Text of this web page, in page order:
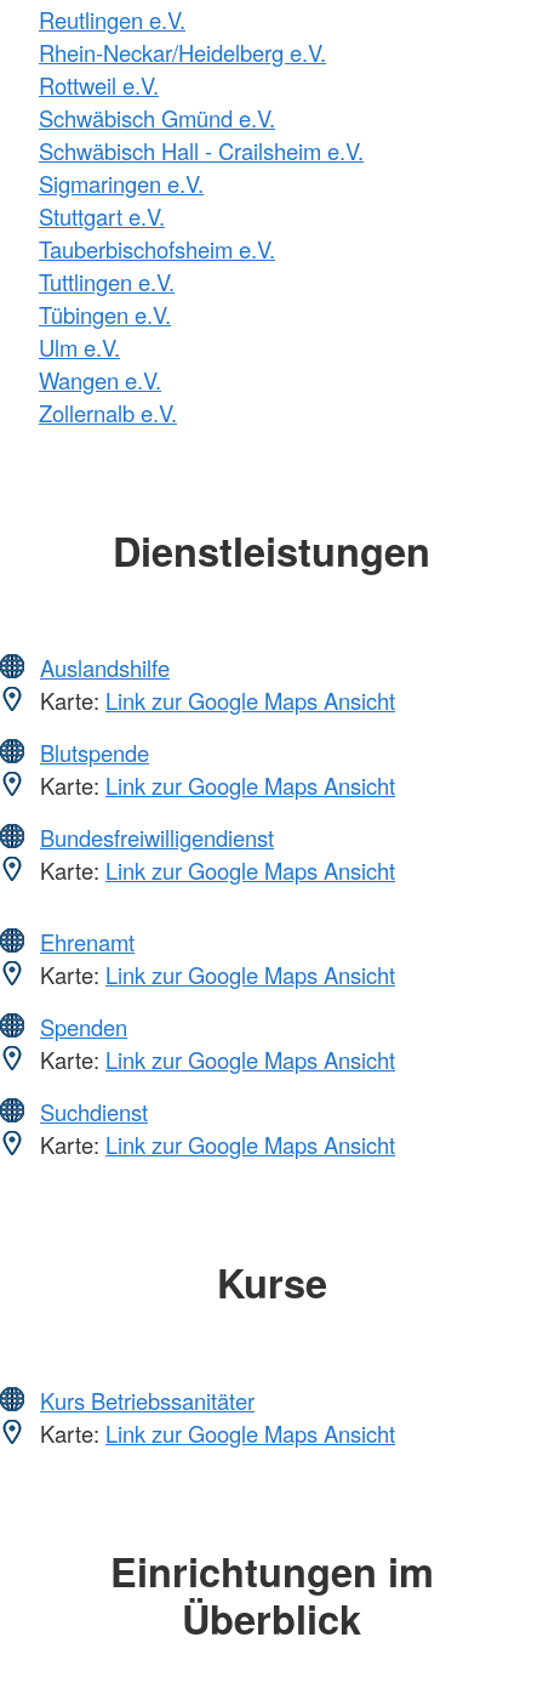
Reutlingen e.V.
Rhein-Neckar/Heidelberg e.V.
Rottweil e.V.
Schwäbisch Gmünd e.V.
Schwäbisch Hall - Crailsheim e.V.
Sigmaringen e.V.
Stuttgart e.V.
Tauberbischofsheim e.V.
Tuttlingen e.V.
Tübingen e.V.
Ulm e.V.
Wangen e.V.
Zollernalb e.V.
Dienstleistungen
Auslandshilfe
Karte: Link zur Google Maps Ansicht
Blutspende
Karte: Link zur Google Maps Ansicht
Bundesfreiwilligendienst
Karte: Link zur Google Maps Ansicht
Ehrenamt
Karte: Link zur Google Maps Ansicht
Spenden
Karte: Link zur Google Maps Ansicht
Suchdienst
Karte: Link zur Google Maps Ansicht
Kurse
Kurs Betriebssanitäter
Karte: Link zur Google Maps Ansicht
Einrichtungen im
Überblick